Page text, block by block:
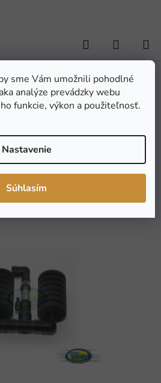
sme Vám umožnili pohodlné
analýze prevádzky webu
funkcie, výkon a použiteľnosť.
Nastavenie
Súhlasím
Hľadať
KOŠÍK
technika / Filtre, náplne a prísl.
vnútorný molitánový filter NSF-120L
vnútorný
filter NSF-